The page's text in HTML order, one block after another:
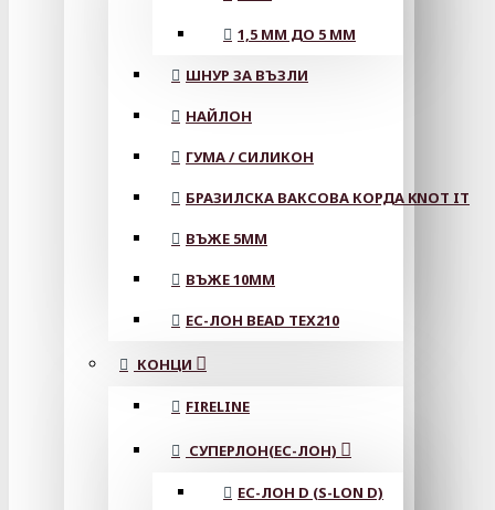
1,5 ММ ДО 5 ММ
ШНУР ЗА ВЪЗЛИ
НАЙЛОН
ГУМА / СИЛИКОН
БРАЗИЛСКА ВАКСОВА КОРДА KNOT IT
ВЪЖЕ 5MM
ВЪЖЕ 10MM
ЕС-ЛОН BEAD TEX210
КОНЦИ
FIRELINE
СУПЕРЛОН(ЕС-ЛОН)
ЕС-ЛОН D (S-LON D)